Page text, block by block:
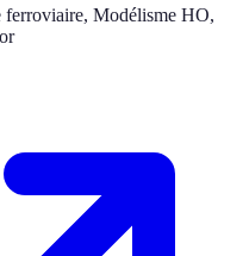
ferroviaire, Modélisme HO,